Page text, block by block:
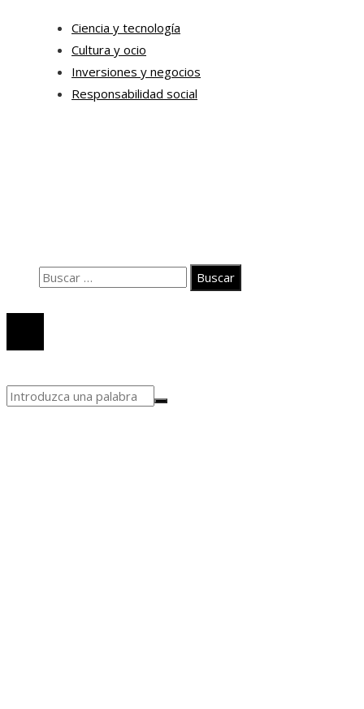
Ciencia y tecnología
Cultura y ocio
Inversiones y negocios
Responsabilidad social
Buscar: